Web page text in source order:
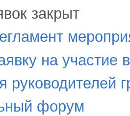
закрыт
на участие
руководителей
форум